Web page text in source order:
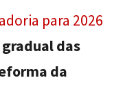
para 2026
das
da